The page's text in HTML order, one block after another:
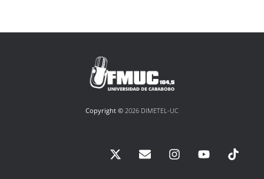
Copyright © 2026 DIMETEL-UC